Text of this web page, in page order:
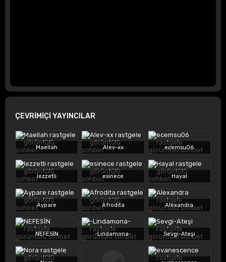
ÇEVRİMİÇİ YAYINCILAR
Maellah Alev-xx ecemsu06
lezzetli esinece Hayal
Aypare Afrodita Alexandra
NEFESİN -Lindamona- Sevgi-Ateşi